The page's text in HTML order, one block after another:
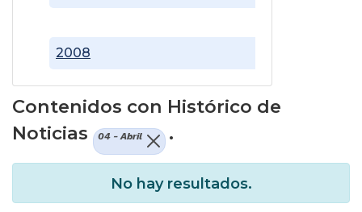
2008
Contenidos con Histórico de
Noticias
04 - Abril .
No hay resultados.